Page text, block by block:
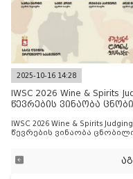
2025-10-16 14:28
IWSC 2026 Wine & Spirits
წევრების ვინაობა
IWSC 2026 Wine & Spirits
წევრების ვინაობა